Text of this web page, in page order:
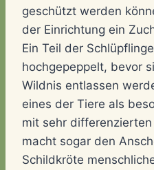
geschützt werden
der Einrichtung ein
Ein Teil der
hochgepeppelt, bevor
Wildnis entlassen
eines der Tiere als
mit sehr
macht sogar den
Schildkröte